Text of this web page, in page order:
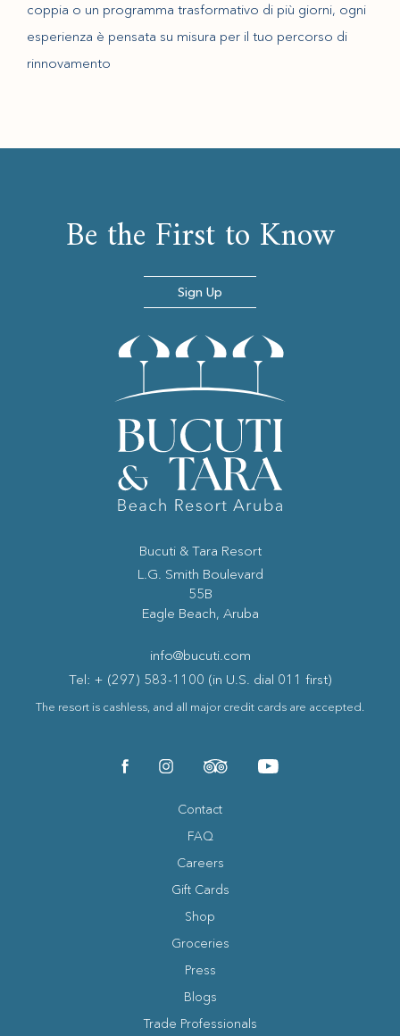
coppia o un programma trasformativo di più giorni, ogni
esperienza è pensata su misura per il tuo percorso di
rinnovamento
Bucuti & Tara Resort
L.G. Smith Boulevard
55B
Eagle Beach, Aruba
info@bucuti.com
Tel: + (297) 583-1100 (in U.S. dial 011 first)
The resort is cashless, and all major credit cards are accepted.
Contact
FAQ
Careers
Gift Cards
Shop
Groceries
Press
Blogs
Trade Professionals
Be the First to Know
Sign Up